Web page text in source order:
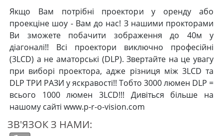
Якщо Вам потрібні проектори у оренду або
проекціне шоу - Вам до нас! З нашими прокторами
Ви зможете побачити зображення до 40м у
діагоналі!! Всі проектори виключно професійні
(3LCD) а не аматорські (DLP). Звертайте на це увагу
при виборі проектора, адже різниця між 3LCD та
DLP ТРИ РАЗИ у яскравості!! Тобто 3000 люмен DLP =
всього 1000 люмен 3LCD!!! Дивіться більше на
нашому сайті www.p-r-o-vision.com
ЗВ'ЯЗОК З НАМИ: